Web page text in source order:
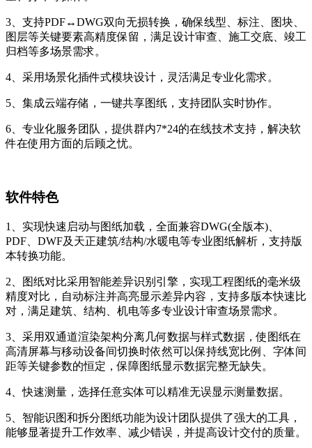
3、支持PDF↔DWG双向无损转换，确保线型、标注、图块、
图层等关键要素高精度保留，满足设计审查、施工交底、竣工
归档等多场景需求。
4、采用场景化插件式模块设计，灵活满足专业化需求。
5、集成云端存储，一键共享图纸，支持团队实时协作。
6、专业化服务团队，提供群内7*24的在线技术支持，解决软
件在使用方面的后顾之忧。
软件特色
1、实现快速启动与图纸加载，全面兼容DWG(全版本)、
PDF、DWF及天正建筑/结构/水暖电等专业图纸解析，支持版
本转换功能。
2、图纸对比采用智能差异识别引擎，实现工程图纸的毫米级
精度对比，自动标注并高亮显示差异内容，支持多版本快速比
对，满足建筑、结构、机电等多专业设计审查场景需求。
3、采用双通道渲染架构分离几何数据与样式数据，使图纸在
高清屏幕与移动设备间切换时依然可以保持线宽比例、字体间
距等关键参数的恒定，保障图纸显示数据完整无缺失。
4、快速测量，选择任意实体可以精准无误显示测量数据。
5、智能识图和拆分图纸功能为设计团队提供了强大的工具，
能够显著提升工作效率、减少错误，并提高设计交付的质量。